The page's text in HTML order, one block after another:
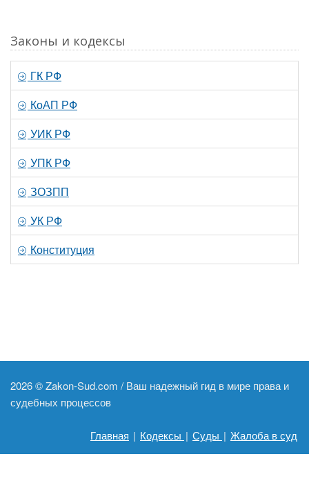
Законы и кодексы
ГК РФ
КоАП РФ
УИК РФ
УПК РФ
ЗОЗПП
УК РФ
Конституция
2026 ©Zakon-Sud.com / Ваш надежный гид в мире права и
судебных процессов
Главная | Кодексы | Суды | Жалоба в суд